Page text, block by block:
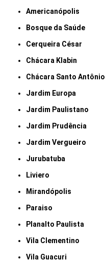
Americanópolis
Bosque da Saúde
Cerqueira César
Chácara Klabin
Chácara Santo Antônio
Jardim Europa
Jardim Paulistano
Jardim Prudência
Jardim Vergueiro
Jurubatuba
Liviero
Mirandópolis
Paraiso
Planalto Paulista
Vila Clementino
Vila Guacuri